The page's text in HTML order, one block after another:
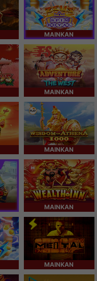
MAINKAN
MAINKAN
MAINKAN
MAINKAN
MAINKAN